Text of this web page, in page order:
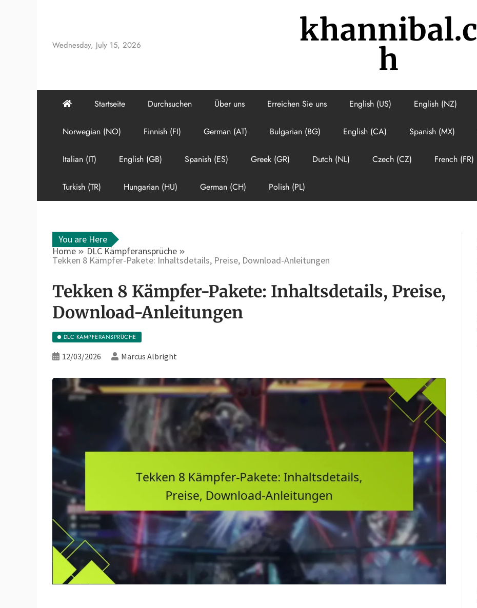
Wednesday, July 15, 2026 khannibal.c
h
Startseite Durchsuchen Über uns Erreichen Sie uns English (US) English (NZ)
Norwegian (NO) Finnish (FI) German (AT) Bulgarian (BG) English (CA) Spanish (MX)
Italian (IT) English (GB) Spanish (ES) Greek (GR) Dutch (NL) Czech (CZ) French (FR)
Turkish (TR) Hungarian (HU) German (CH) Polish (PL)
You are Here
Home
DLC Kämpferansprüche
Tekken 8 Kämpfer-Pakete: Inhaltsdetails, Preise, Download-Anleitungen
Tekken 8 Kämpfer-Pakete: Inhaltsdetails, Preise,
Download-Anleitungen
DLC KÄMPFERANSPRÜCHE
12/03/2026 Marcus Albright